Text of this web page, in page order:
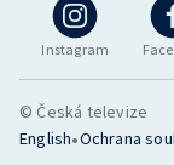
Instagram
© Česká televize
English•Ochrana